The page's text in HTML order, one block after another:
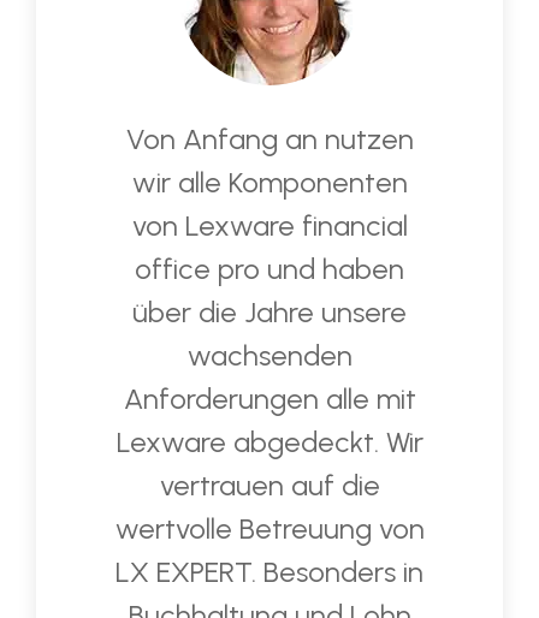
Von Anfang an nutzen
wir alle Komponenten
von Lexware financial
office pro und haben
über die Jahre unsere
wachsenden
Anforderungen alle mit
Lexware abgedeckt. Wir
vertrauen auf die
wertvolle Betreuung von
LX EXPERT. Besonders in